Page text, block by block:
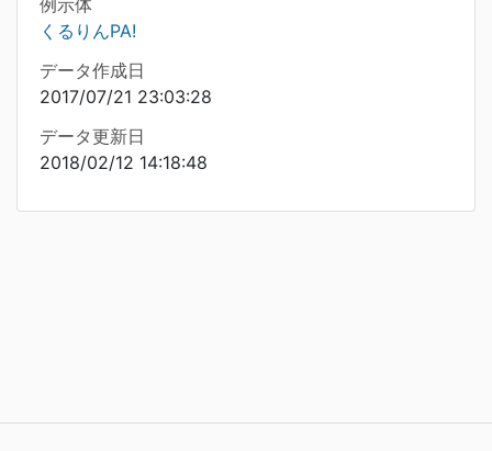
例示体
くるりんPA!
データ作成日
2017/07/21 23:03:28
データ更新日
2018/02/12 14:18:48